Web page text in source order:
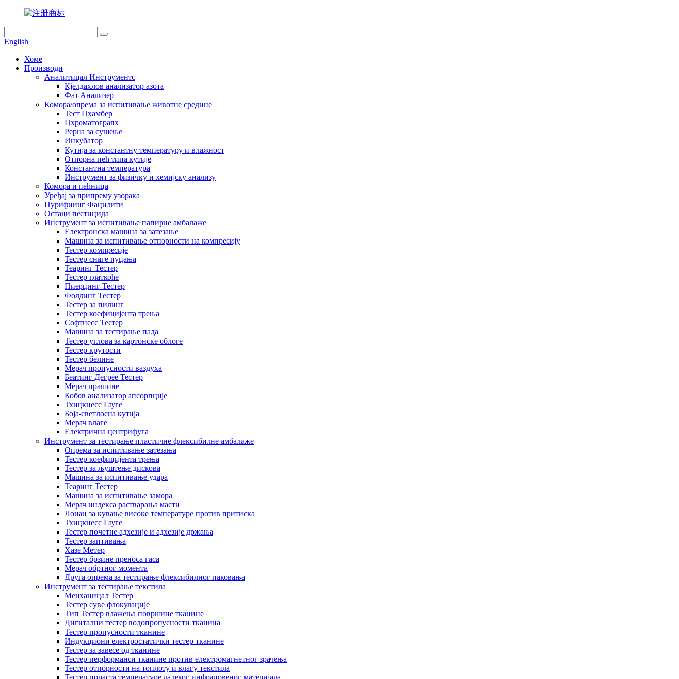
English
Хоме
Производи
Аналитицал Инструментс
Кјелдахлов анализатор азота
Фат Анализер
Комора/опрема за испитивање животне средине
Тест Цхамбер
Цхроматограпх
Рерна за сушење
Инкубатор
Кутија за константну температуру и влажност
Отпорна пећ типа кутије
Константна температура
Инструмент за физичку и хемијску анализу
Комора и пећница
Уређај за припрему узорака
Пурифиинг Фацилити
Остаци пестицида
Инструмент за испитивање папирне амбалаже
Електронска машина за затезање
Машина за испитивање отпорности на компресију
Тестер компресије
Тестер снаге пуцања
Теаринг Тестер
Тестер глаткоће
Пиерцинг Тестер
Фолдинг Тестер
Тестер за пилинг
Тестер коефицијента трења
Софтнесс Тестер
Машина за тестирање пада
Тестер углова за картонске облоге
Тестер крутости
Тестер белине
Мерач пропусности ваздуха
Беатинг Дегрее Тестер
Мерач прашине
Кобов анализатор апсорпције
Тхицкнесс Гауге
Боја-светлосна кутија
Мерач влаге
Електрична центрифуга
Инструмент за тестирање пластичне флексибилне амбалаже
Опрема за испитивање затезања
Тестер коефицијента трења
Тестер за љуштење дискова
Машина за испитивање удара
Теаринг Тестер
Машина за испитивање замора
Мерач индекса растварања масти
Лонац за кување високе температуре против притиска
Тхицкнесс Гауге
Тестер почетне адхезије и адхезије држања
Тестер заптивања
Хазе Метер
Тестер брзине преноса гаса
Мерач обртног момента
Друга опрема за тестирање флексибилног паковања
Инструмент за тестирање текстила
Мецханицал Тестер
Тестер суве флокулације
Тип Тестер влажења површине тканине
Дигитални тестер водопропусности тканина
Тестер пропусности тканине
Индукциони електростатички тестер тканине
Тестер за завесе од тканине
Тестер перформанси тканине против електромагнетног зрачења
Тестер отпорности на топлоту и влагу текстила
Тестер пораста температуре далеког инфрацрвеног материјала